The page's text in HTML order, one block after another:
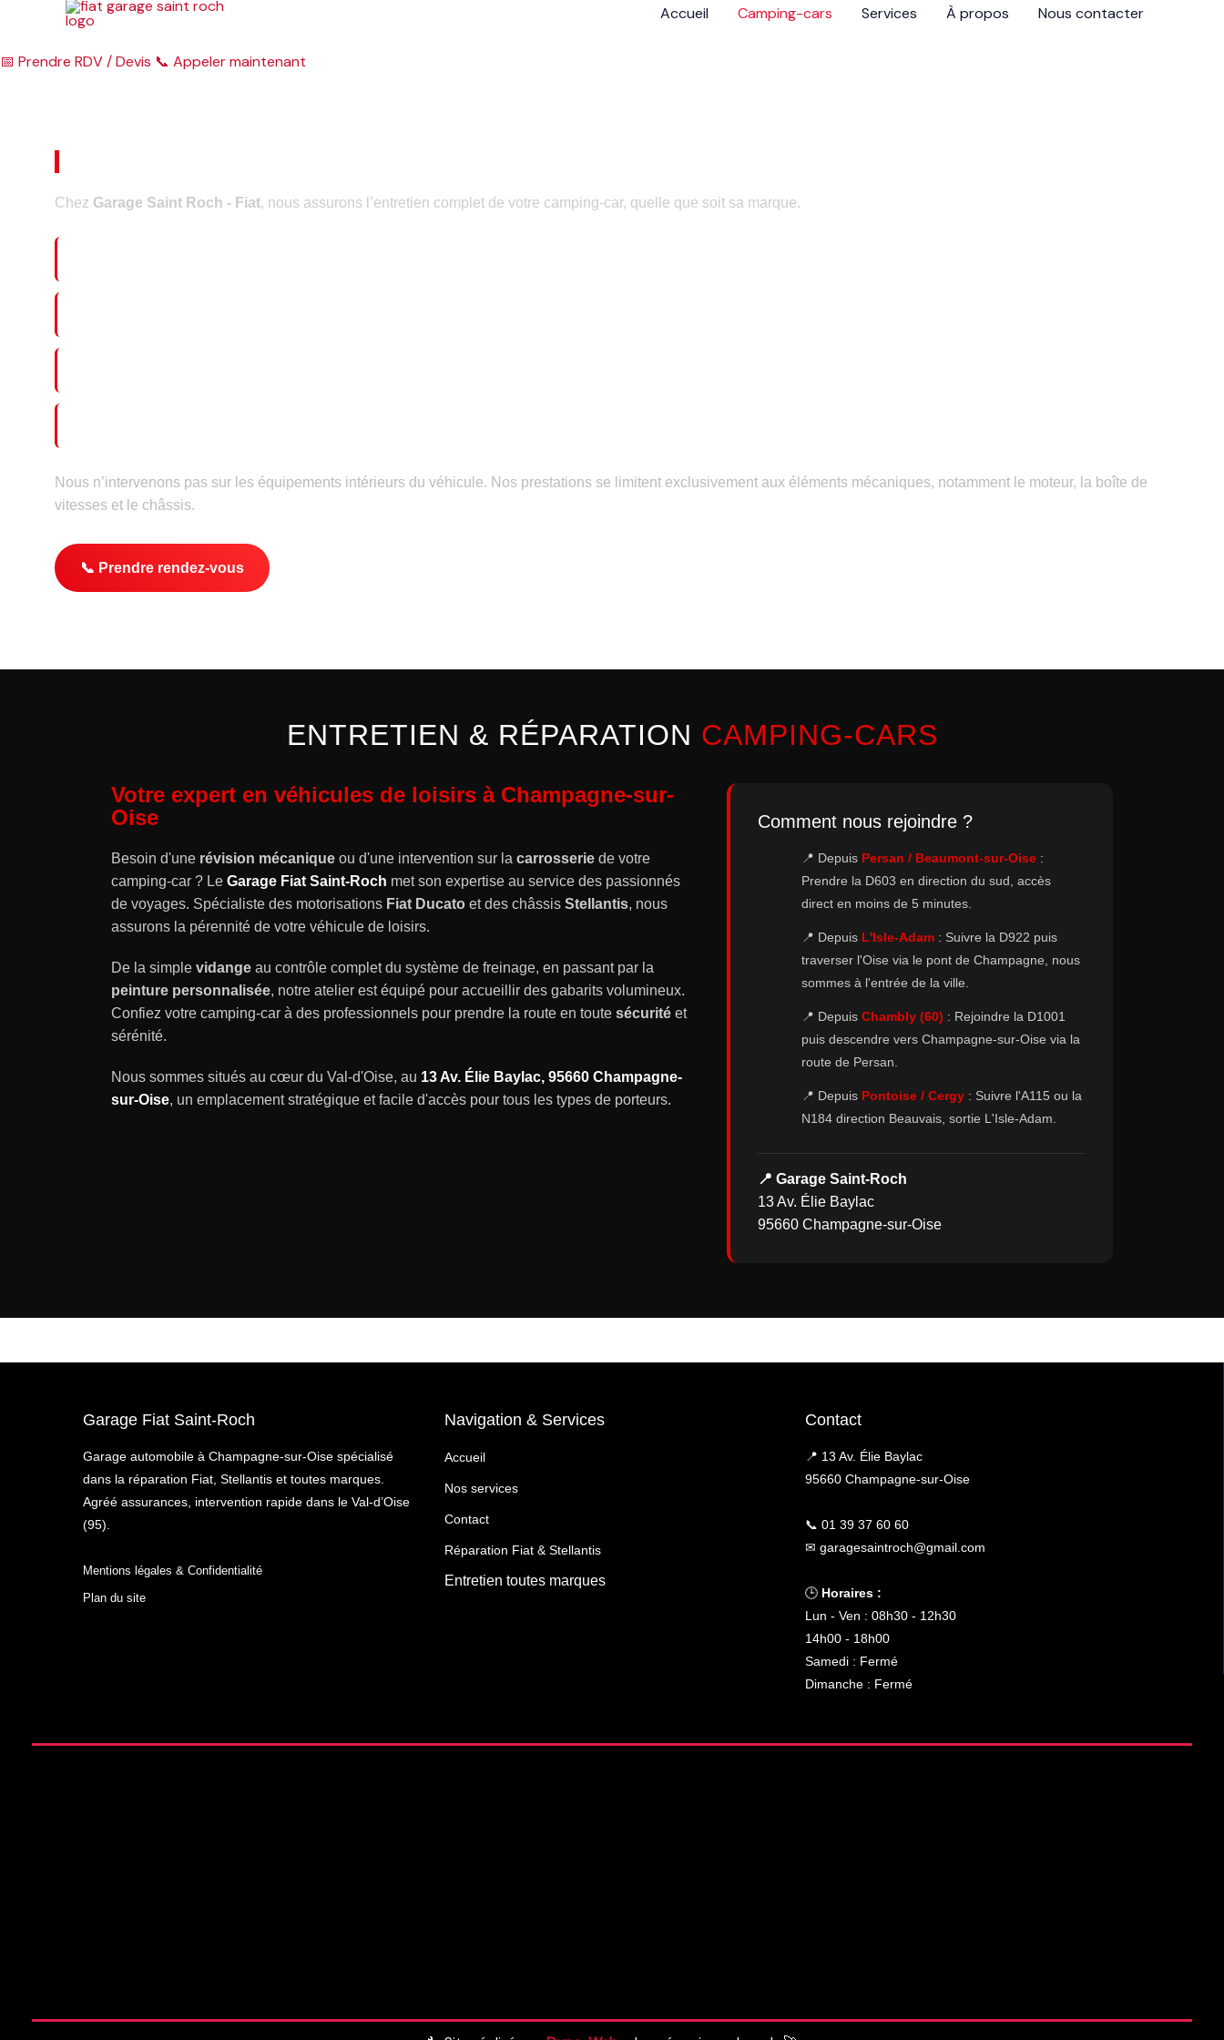
contenu
Accueil Camping-cars Services À propos Nous contacter
📅 Prendre RDV / Devis 📞 Appeler maintenant
Chez Garage Saint Roch - Fiat, nous assurons l’entretien complet de votre camping-car, quelle que soit sa marque.
Nous n’intervenons pas sur les équipements intérieurs du véhicule. Nos prestations se limitent exclusivement aux éléments mécaniques, notamment le moteur, la boîte de
vitesses et le châssis.
📞 Prendre rendez-vous
ENTRETIEN & RÉPARATION CAMPING-CARS
Votre expert en véhicules de loisirs à Champagne-sur-
Oise
Besoin d'une révision mécanique ou d'une intervention sur la carrosserie de votre
camping-car ? Le Garage Fiat Saint-Roch met son expertise au service des passionnés
de voyages. Spécialiste des motorisations Fiat Ducato et des châssis Stellantis, nous
assurons la pérennité de votre véhicule de loisirs.
De la simple vidange au contrôle complet du système de freinage, en passant par la
peinture personnalisée, notre atelier est équipé pour accueillir des gabarits volumineux.
Confiez votre camping-car à des professionnels pour prendre la route en toute sécurité et
sérénité.
Nous sommes situés au cœur du Val-d'Oise, au 13 Av. Élie Baylac, 95660 Champagne-
sur-Oise, un emplacement stratégique et facile d'accès pour tous les types de porteurs.
Comment nous rejoindre ?
📍 Depuis Persan / Beaumont-sur-Oise :
Prendre la D603 en direction du sud, accès
direct en moins de 5 minutes.
📍 Depuis L'Isle-Adam : Suivre la D922 puis
traverser l'Oise via le pont de Champagne, nous
sommes à l'entrée de la ville.
📍 Depuis Chambly (60) : Rejoindre la D1001
puis descendre vers Champagne-sur-Oise via la
route de Persan.
📍 Depuis Pontoise / Cergy : Suivre l'A115 ou la
N184 direction Beauvais, sortie L'Isle-Adam.
📍 Garage Saint-Roch
13 Av. Élie Baylac
95660 Champagne-sur-Oise
Garage Fiat Saint-Roch
Garage automobile à Champagne-sur-Oise spécialisé
dans la réparation Fiat, Stellantis et toutes marques.
Agréé assurances, intervention rapide dans le Val-d’Oise
(95).
Mentions légales & Confidentialité
Plan du site
Navigation & Services
Accueil
Nos services
Contact
Réparation Fiat & Stellantis
Entretien toutes marques
Contact
📍 13 Av. Élie Baylac
95660 Champagne-sur-Oise
📞01 39 37 60 60
✉ garagesaintroch@gmail.com
🕒 Horaires :
Lun - Ven : 08h30 - 12h30
14h00 - 18h00
Samedi : Fermé
Dimanche : Fermé